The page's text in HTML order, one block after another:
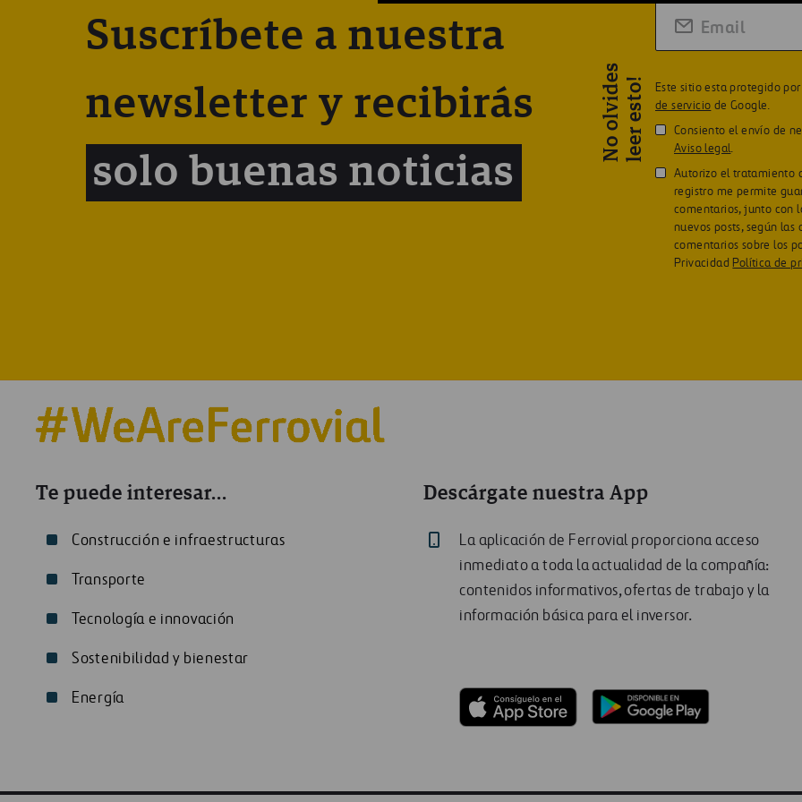
Suscríbete a nuestra
newsletter y recibirás
solo buenas noticias
N
o
o
l
v
i
d
e
s
l
e
e
r
e
s
t
o!
Este sitio esta protegido
de servicio de Google.
Consiento el envío de
Aviso legal.
Autorizo el tratamiento
registro me permite
comentarios, junto con
nuevos posts, según
comentarios sobre los
Privacidad Política de
Te puede interesar...
Construcción e infraestructuras
Transporte
Tecnología e innovación
Sostenibilidad y bienestar
Energía
Descárgate nuestra App
La aplicación de Ferrovial proporciona acceso
inmediato a toda la actualidad de la compañía:
contenidos informativos, ofertas de trabajo y la
información básica para el inversor.